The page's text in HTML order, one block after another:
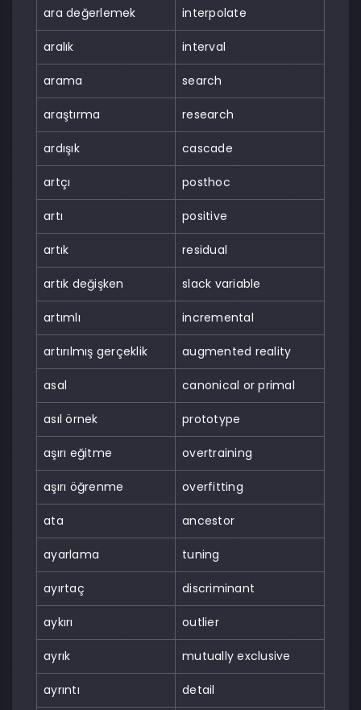
ara değerlemek interpolate
aralık interval
arama search
araştırma research
ardışık cascade
artçı posthoc
artı positive
artık residual
artık değişken slack variable
artımlı incremental
artırılmış gerçeklik augmented reality
asal canonical or primal
asıl örnek prototype
aşırı eğitme overtraining
aşırı öğrenme overfitting
ata ancestor
ayarlama tuning
ayırtaç discriminant
aykırı outlier
ayrık mutually exclusive
ayrıntı detail